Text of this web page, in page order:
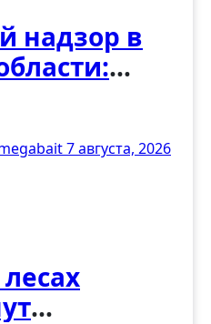
надзор в
7 августа, 2026